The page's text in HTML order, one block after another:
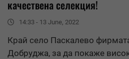
качествена селекция!
14:33 - 13 June, 2022
Край село Паскалево
Добруджа, за да покаже